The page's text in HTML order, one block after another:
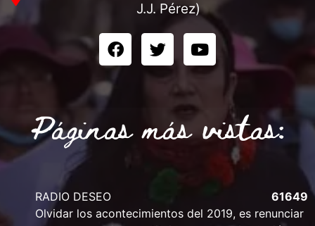
J.J. Pérez)
Páginas más vistas:
RADIO DESEO
61649
Olvidar los acontecimientos del 2019, es renunciar